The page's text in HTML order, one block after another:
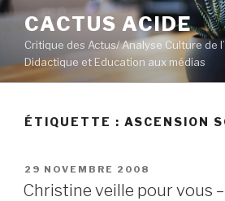
Aller
contenu
principal
CACTUS ACIDE
Critique des Actus/ Analyse Culture de
Didactique et Education aux médias
ÉTIQUETTE : ASCENSION
PUBLIÉ
LE
29 NOVEMBRE 2008
Christine veille pour vous